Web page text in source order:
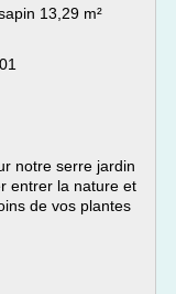
13,29 m²
notre serre jardin
entrer la nature et
de vos plantes